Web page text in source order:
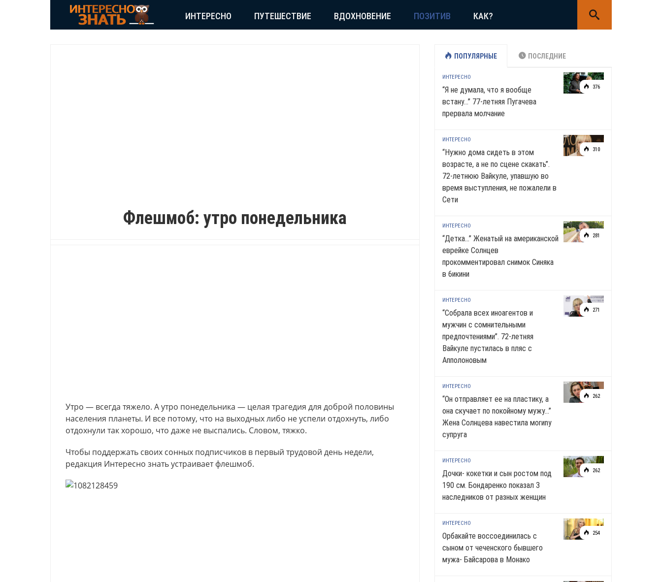
ИНТЕРЕСНО ПУТЕШЕСТВИЕ ВДОХНОВЕНИЕ ПОЗИТИВ КАК?
Флешмоб: утро понедельника
Утро — всегда тяжело. А утро понедельника — целая трагедия для доброй половины
населения планеты. И все потому, что на выходных либо не успели отдохнуть, либо
отдохнули так хорошо, что даже не выспались. Словом, тяжко.
Чтобы поддержать своих сонных подписчиков в первый трудовой день недели,
редакция Интересно знать устраивает флешмоб.
ПОПУЛЯРНЫЕ ПОСЛЕДНИЕ
376
ИНТЕРЕСНО
“Я не думала, что я вообще
встану…” 77-летняя Пугачева
прервала молчание
310
ИНТЕРЕСНО
“Нужно дома сидеть в этом
возрасте, а не по сцене скакать”.
72-летнюю Вайкуле, упавшую во
время выступления, не пожалели в
Сети
281
ИНТЕРЕСНО
“Детка…” Женатый на американской
еврейке Солнцев
прокомментировал снимок Синяка
в 6икини
271
ИНТЕРЕСНО
“Собрала всех иноагентов и
мужчин с сомнительными
предпочтениями”. 72-летняя
Вайкуле пустилась в пляс с
Апполоновым
262
ИНТЕРЕСНО
“Он отправляет ее на пластику, а
она скучает по noкoйномy мужу…”
Жена Солнцева навестила моrиnу
супруга
262
ИНТЕРЕСНО
Дочки- кокетки и сын ростом под
190 см. Бондаренко показал 3
наследников от разных женщин
254
ИНТЕРЕСНО
Орбакайте воссоединилась с
сыном от чеченского бывшего
мужа- Байсарова в Монако